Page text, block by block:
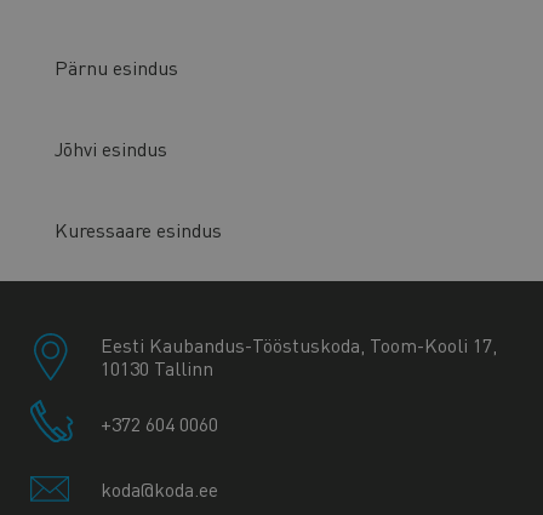
Pärnu esindus
Jõhvi esindus
Kuressaare esindus
Eesti Kaubandus-Tööstuskoda, Toom-Kooli 17,
10130 Tallinn
+372 604 0060
koda@koda.ee